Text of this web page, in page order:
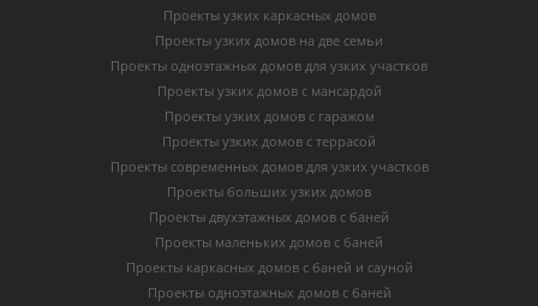
Проекты узких каркасных домов
Проекты узких домов на две семьи
Проекты одноэтажных домов для узких участков
Проекты узких домов с мансардой
Проекты узких домов с гаражом
Проекты узких домов с террасой
Проекты современных домов для узких участков
Проекты больших узких домов
Проекты двухэтажных домов с баней
Проекты маленьких домов с баней
Проекты каркасных домов c баней и сауной
Проекты одноэтажных домов с баней